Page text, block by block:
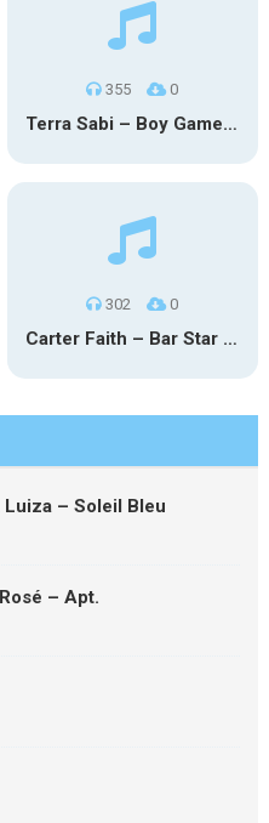
355 0
Terra Sabi – Boy Game X Marcia Cruz
302 0
Carter Faith – Bar Star Vevo
– Soleil Bleu
– Apt.